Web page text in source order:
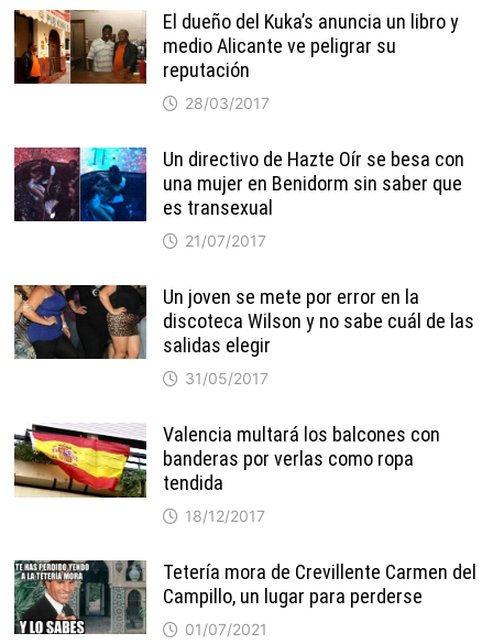
El dueño del Kuka’s anuncia un libro y
medio Alicante ve peligrar su
reputación
28/03/2017
Un directivo de Hazte Oír se besa con
una mujer en Benidorm sin saber que
es transexual
21/07/2017
Un joven se mete por error en la
discoteca Wilson y no sabe cuál de las
salidas elegir
31/05/2017
Valencia multará los balcones con
banderas por verlas como ropa
tendida
18/12/2017
Tetería mora de Crevillente Carmen del
Campillo, un lugar para perderse
01/07/2021